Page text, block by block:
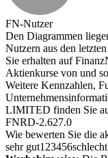
FN-Nutzer
Den Diagrammen
Nutzern aus den
Sie erhalten auf
Aktienkurse von und
Weitere Kennzahlen,
LIMITED finden Sie
FNRD-2.627.0
Wie bewerten Sie die
sehr gut1 23456schlecht